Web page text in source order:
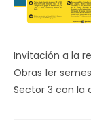
Invitación a la
Obras 1er
Sector 3 con la